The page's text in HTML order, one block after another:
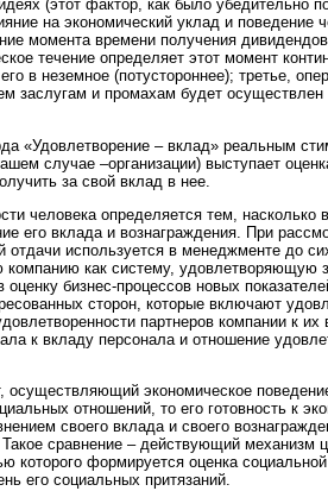
(этот фактор, как было убедительно
на экономический уклад и поведение
момента времени получения
течение определяет этот момент
в неземное (потустороннее); третье,
заслугам и промахам будет
«Удовлетворение – вклад» реальным
случае –организации) выступает
за свой вклад в нее.
человека определяется тем, насколько
его вклада и вознаграждения. При
используется в менеджменте до
компанию как систему, удовлетворяющую
оценку бизнес-процессов новых
сторон, которые включают
партнеров компании к их
к вкладу персонала и отношение
осуществляющий экономическое
отношений, то его готовность к
своего вклада и своего
сравнение – действующий механизм
которого формируется оценка
его социальных притязаний.